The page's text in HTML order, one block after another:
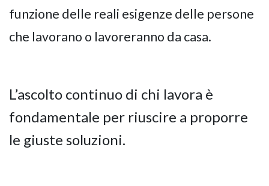
funzione delle reali esigenze delle persone
che lavorano o lavoreranno da casa.
L’ascolto continuo di chi lavora è
fondamentale per riuscire a proporre
le giuste soluzioni.